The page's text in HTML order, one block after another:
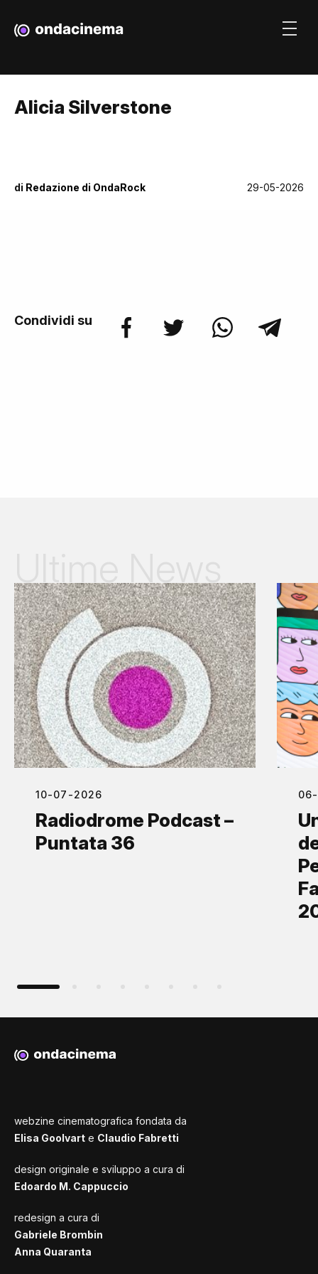
Alicia Silverstone
di Redazione di OndaRock 29-05-2026
Condividi su
10-07-2026
Radiodrome Podcast –
Puntata 36
webzine cinematografica fondata da
Elisa Goolvart e Claudio Fabretti
design originale e sviluppo a cura di
Edoardo M. Cappuccio
redesign a cura di
Gabriele Brombin
Anna Quaranta